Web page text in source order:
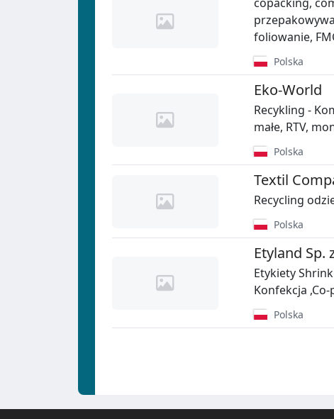
foliowanie,
Polska
Eko-World
Recykling -
małe, RTV,
Polska
Textil
Recycling
Polska
Etyland Sp.
Etykiety
Konfekcja
Polska